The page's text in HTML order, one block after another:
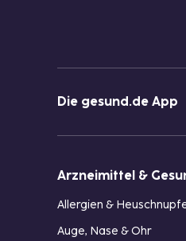
Die gesund.de App
Arzneimittel &
Allergien &
Auge, Nase & Ohr